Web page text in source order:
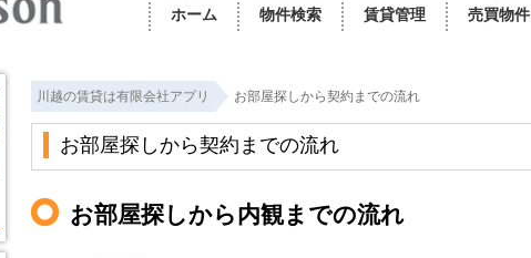
ホーム 物件検索 賃貸管理 売買物件
川越の賃貸は有限会社アプリ お部屋探しから契約までの流れ